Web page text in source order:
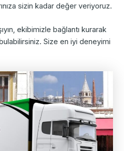
sizin kadar değer veriyoruz.
ekibimizle bağlantı kurarak
Size en iyi deneyimi